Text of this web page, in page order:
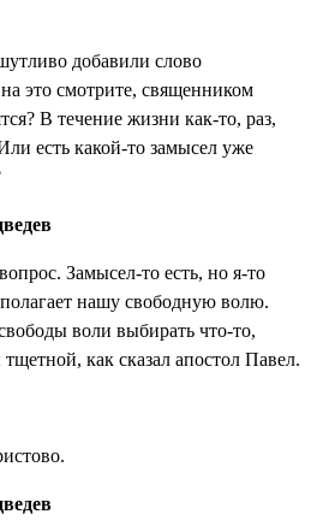
добавили слово
это смотрите, священником
В течение жизни как-то, раз,
есть какой-то замысел уже
Замысел-то есть, но я-то
нашу свободную волю.
воли выбирать что-то,
как сказал апостол Павел.